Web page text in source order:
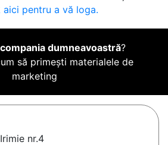
pentru a vă loga.
dumneavoastră?
să primești materialele de
marketing
nr.4